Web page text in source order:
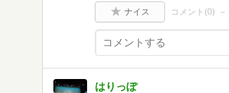
ナイス コメント(0)
はりっぽ